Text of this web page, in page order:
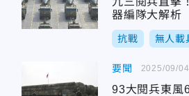
器編隊大解析
抗戰 無人載
要聞
93大閱兵東
2025/09/